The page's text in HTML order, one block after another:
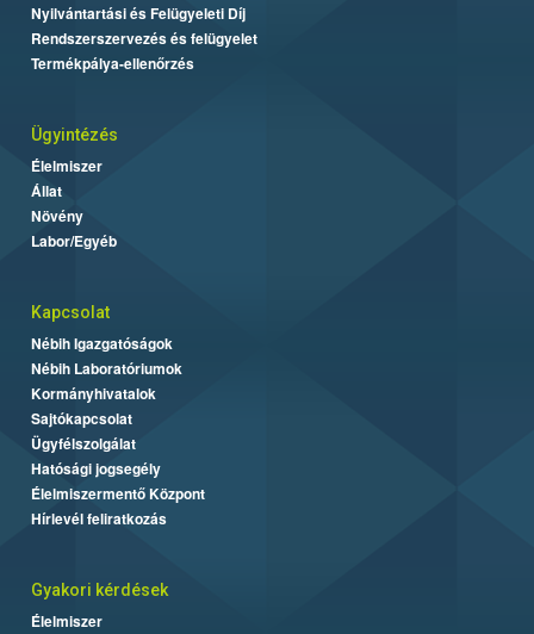
Nyilvántartási és Felügyeleti Díj
Rendszerszervezés és felügyelet
Termékpálya-ellenőrzés
Ügyintézés
Élelmiszer
Állat
Növény
Labor/Egyéb
Kapcsolat
Nébih Igazgatóságok
Nébih Laboratóriumok
Kormányhivatalok
Sajtókapcsolat
Ügyfélszolgálat
Hatósági jogsegély
Élelmiszermentő Központ
Hírlevél feliratkozás
Gyakori kérdések
Élelmiszer